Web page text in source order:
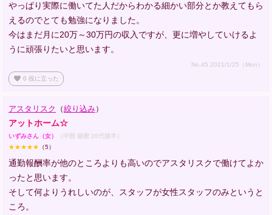
やっぱり実際に働いてた人だからわかる細かい部分とか教えてもら
えるのでとても勉強になりました。
今はまだ月に20万～30万円の収入ですが、更に増やしていけるよ
うに頑張りたいと思います。
No.45 2021/1/25（Mon）
favorite 0 役に立った
アスタリスク （絞り込み）
アットホーム☆
いずみさん（女）
（中部 秘密 20代後半）
★★★★★ （5）
通勤報酬率が他のところよりも高いのでアスタリスクで働けてよか
ったと思います。
そして何よりうれしいのが、スタッフが女性スタッフのみというと
ころ。